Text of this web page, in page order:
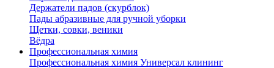
Держатели падов (скурблок)
Пады абразивные для ручной уборки
Щетки, совки, веники
Вёдра
Профессиональная химия
Профессиональная химия Универсал клининг